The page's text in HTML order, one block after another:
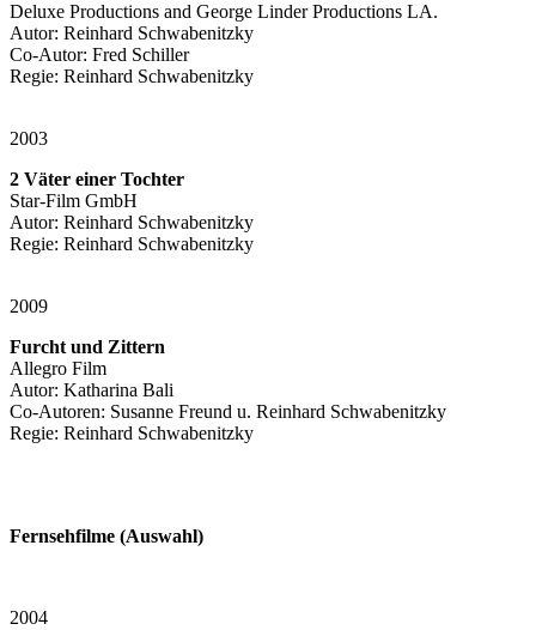
Deluxe Productions and George Linder Productions LA.
Autor: Reinhard Schwabenitzky
Co-Autor: Fred Schiller
Regie: Reinhard Schwabenitzky
2003
2 Väter einer Tochter
Star-Film GmbH
Autor: Reinhard Schwabenitzky
Regie: Reinhard Schwabenitzky
2009
Furcht und Zittern
Allegro Film
Autor: Katharina Bali
Co-Autoren: Susanne Freund u. Reinhard Schwabenitzky
Regie: Reinhard Schwabenitzky
Fernsehfilme (Auswahl)
2004